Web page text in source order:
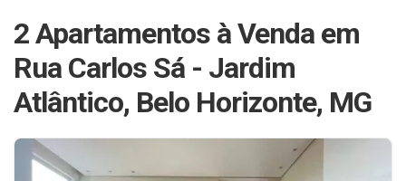
2 Apartamentos à Venda em
Rua Carlos Sá - Jardim
Atlântico, Belo Horizonte, MG